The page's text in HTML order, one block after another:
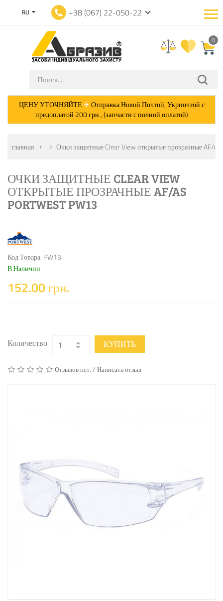
RU +38 (067) 22-050-22
0
ЦЕНУ УТОЧНЯЙТЕ ✈Отправка Новой Почтой, Укрпочтой с
предоплатой 200 грн., (запчасти с полной оплатой)
главная Очки защитные Clear View открытые прозрачные AF/
ОЧКИ ЗАЩИТНЫЕ CLEAR VIEW
ОТКРЫТЫЕ ПРОЗРАЧНЫЕ AF/AS
PORTWEST PW13
Код Товара: PW13
В Наличии
152.00 грн.
Количество КУПИТЬ
Отзывов нет. / Написать отзыв